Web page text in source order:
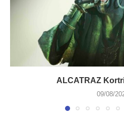
ALCATRAZ
09/08/